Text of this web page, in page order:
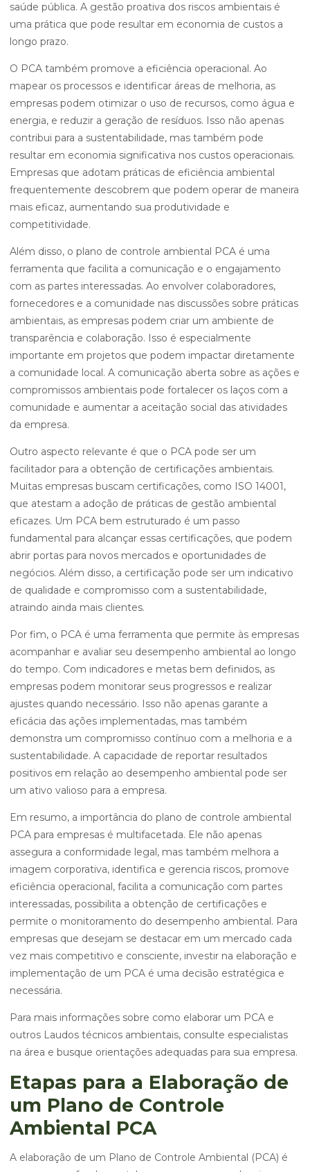
saúde pública. A gestão proativa dos riscos ambientais é
uma prática que pode resultar em economia de custos a
longo prazo.
O PCA também promove a eficiência operacional. Ao
mapear os processos e identificar áreas de melhoria, as
empresas podem otimizar o uso de recursos, como água e
energia, e reduzir a geração de resíduos. Isso não apenas
contribui para a sustentabilidade, mas também pode
resultar em economia significativa nos custos operacionais.
Empresas que adotam práticas de eficiência ambiental
frequentemente descobrem que podem operar de maneira
mais eficaz, aumentando sua produtividade e
competitividade.
Além disso, o plano de controle ambiental PCA é uma
ferramenta que facilita a comunicação e o engajamento
com as partes interessadas. Ao envolver colaboradores,
fornecedores e a comunidade nas discussões sobre práticas
ambientais, as empresas podem criar um ambiente de
transparência e colaboração. Isso é especialmente
importante em projetos que podem impactar diretamente
a comunidade local. A comunicação aberta sobre as ações e
compromissos ambientais pode fortalecer os laços com a
comunidade e aumentar a aceitação social das atividades
da empresa.
Outro aspecto relevante é que o PCA pode ser um
facilitador para a obtenção de certificações ambientais.
Muitas empresas buscam certificações, como ISO 14001,
que atestam a adoção de práticas de gestão ambiental
eficazes. Um PCA bem estruturado é um passo
fundamental para alcançar essas certificações, que podem
abrir portas para novos mercados e oportunidades de
negócios. Além disso, a certificação pode ser um indicativo
de qualidade e compromisso com a sustentabilidade,
atraindo ainda mais clientes.
Por fim, o PCA é uma ferramenta que permite às empresas
acompanhar e avaliar seu desempenho ambiental ao longo
do tempo. Com indicadores e metas bem definidos, as
empresas podem monitorar seus progressos e realizar
ajustes quando necessário. Isso não apenas garante a
eficácia das ações implementadas, mas também
demonstra um compromisso contínuo com a melhoria e a
sustentabilidade. A capacidade de reportar resultados
positivos em relação ao desempenho ambiental pode ser
um ativo valioso para a empresa.
Em resumo, a importância do plano de controle ambiental
PCA para empresas é multifacetada. Ele não apenas
assegura a conformidade legal, mas também melhora a
imagem corporativa, identifica e gerencia riscos, promove
eficiência operacional, facilita a comunicação com partes
interessadas, possibilita a obtenção de certificações e
permite o monitoramento do desempenho ambiental. Para
empresas que desejam se destacar em um mercado cada
vez mais competitivo e consciente, investir na elaboração e
implementação de um PCA é uma decisão estratégica e
necessária.
Para mais informações sobre como elaborar um PCA e
outros Laudos técnicos ambientais, consulte especialistas
na área e busque orientações adequadas para sua empresa.
Etapas para a Elaboração de
um Plano de Controle
Ambiental PCA
A elaboração de um Plano de Controle Ambiental (PCA) é